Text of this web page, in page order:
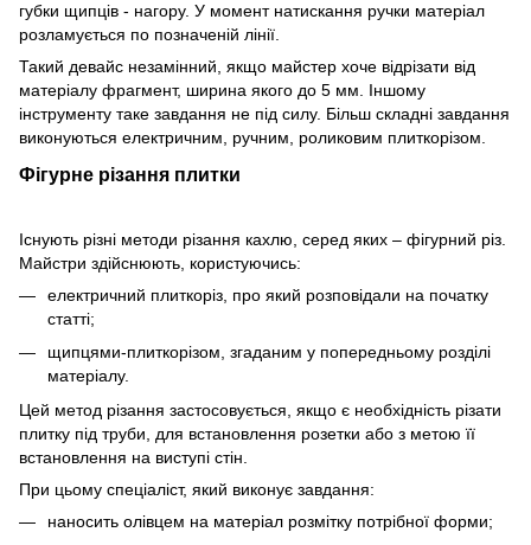
губки щипців - нагору. У момент натискання ручки матеріал
розламується по позначеній лінії.
Такий девайс незамінний, якщо майстер хоче відрізати від
матеріалу фрагмент, ширина якого до 5 мм. Іншому
інструменту таке завдання не під силу. Більш складні завдання
виконуються електричним, ручним, роликовим плиткорізом.
Фігурне різання плитки
Існують різні методи різання кахлю, серед яких – фігурний різ.
Майстри здійснюють, користуючись:
електричний плиткоріз, про який розповідали на початку
статті;
щипцями-плиткорізом, згаданим у попередньому розділі
матеріалу.
Цей метод різання застосовується, якщо є необхідність різати
плитку під труби, для встановлення розетки або з метою її
встановлення на виступі стін.
При цьому спеціаліст, який виконує завдання:
наносить олівцем на матеріал розмітку потрібної форми;